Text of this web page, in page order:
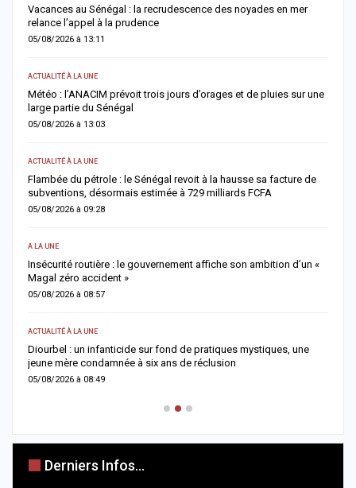
en mer
pluies sur une
sa facture de
d’un «
une
Déclaration de patrimoine : l’OFNAC publiera la liste
des déclarants et des retardataires dès le 10 août
04/08/2026 à 12:02
Cybercriminalité en Afrique : l’IA impliquée dans plus
cybercrime sur deux, alerte Interpol
04/08/2026 à 11:57
Jaxaay : un enseignant de 32 ans retrouvé mort à son
une enquête ouverte
04/08/2026 à 08:58
Rufisque-Est : sept personnes interpellées dans une
pour chantage, sextorsion et détention de drogue
04/08/2026 à 08:49
Rebeuss : Me Moussa Sarr inspecte de nuit les
surpeuplées pour évaluer les conditions de détention
04/08/2026 à 08:24
Derniers Infos...